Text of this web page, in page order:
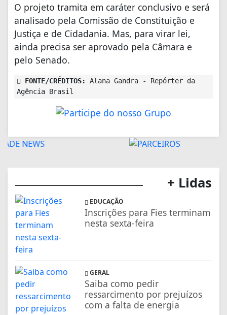
O projeto tramita em caráter conclusivo e será
analisado pela Comissão de Constituição e
Justiça e de Cidadania. Mas, para virar lei,
ainda precisa ser aprovado pela Câmara e
pelo Senado.
FONTE/CRÉDITOS:
Alana Gandra - Repórter da
Agência Brasil
+ Lidas
EDUCAÇÃO
Inscrições para Fies terminam
nesta sexta-feira
GERAL
Saiba como pedir
ressarcimento por prejuízos
com a falta de energia